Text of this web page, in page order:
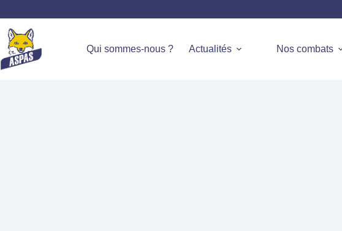
Qui sommes-nous ? Actualités Nos combats